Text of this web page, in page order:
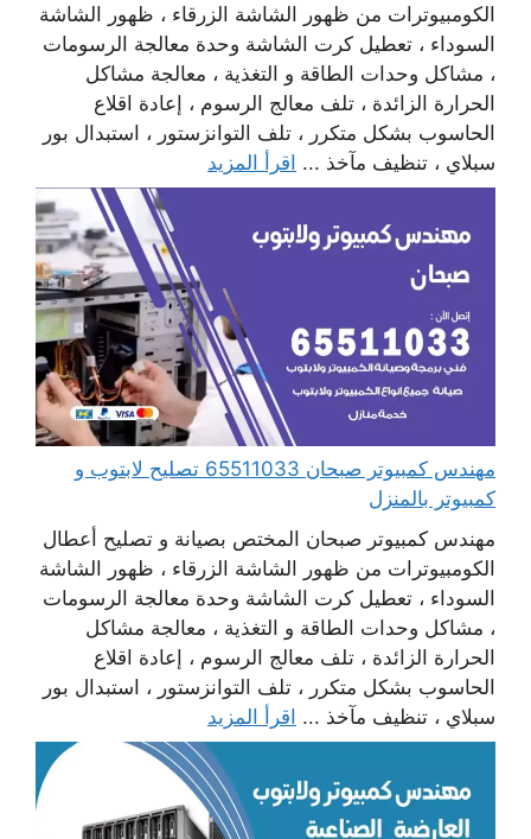
الكومبيوترات من ظهور الشاشة الزرقاء ، ظهور الشاشة
السوداء ، تعطيل كرت الشاشة وحدة معالجة الرسومات
، مشاكل وحدات الطاقة و التغذية ، معالجة مشاكل
الحرارة الزائدة ، تلف معالج الرسوم ، إعادة اقلاع
الحاسوب بشكل متكرر ، تلف التوانزستور ، استبدال بور
سبلاي ، تنظيف مآخذ ... اقرأ المزيد
مهندس كمبيوتر صبحان 65511033 تصليح لابتوب و
كمبيوتر بالمنزل
مهندس كمبيوتر صبحان المختص بصيانة و تصليح أعطال
الكومبيوترات من ظهور الشاشة الزرقاء ، ظهور الشاشة
السوداء ، تعطيل كرت الشاشة وحدة معالجة الرسومات
، مشاكل وحدات الطاقة و التغذية ، معالجة مشاكل
الحرارة الزائدة ، تلف معالج الرسوم ، إعادة اقلاع
الحاسوب بشكل متكرر ، تلف التوانزستور ، استبدال بور
سبلاي ، تنظيف مآخذ ... اقرأ المزيد